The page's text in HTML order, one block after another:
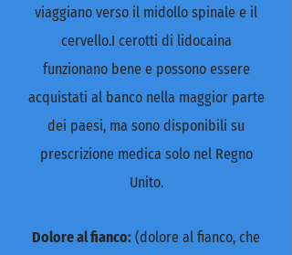
viaggiano verso il midollo spinale e il
cervello.I cerotti di lidocaina
funzionano bene e possono essere
acquistati al banco nella maggior parte
dei paesi, ma sono disponibili su
prescrizione medica solo nel Regno
Unito.
Dolore al fianco: (dolore al fianco, che